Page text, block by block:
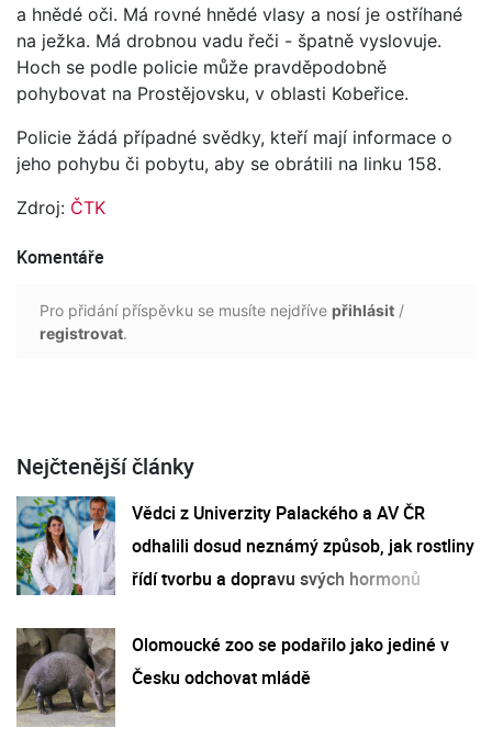
a hnědé oči. Má rovné hnědé vlasy a nosí je ostříhané
na ježka. Má drobnou vadu řeči - špatně vyslovuje.
Hoch se podle policie může pravděpodobně
pohybovat na Prostějovsku, v oblasti Kobeřice.
Policie žádá případné svědky, kteří mají informace o
jeho pohybu či pobytu, aby se obrátili na linku 158.
Zdroj: ČTK
Komentáře
Pro přidání příspěvku se musíte nejdříve přihlásit /
registrovat.
Nejčtenější články
Vědci z Univerzity Palackého a AV ČR
odhalili dosud neznámý způsob, jak rostliny
řídí tvorbu a dopravu svých hormonů
Olomoucké zoo se podařilo jako jediné v
Česku odchovat mládě